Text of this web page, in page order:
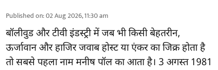
Published on:02 Aug 2026, 11:30 am
बॉलीवुड और टीवी इंडस्ट्री में जब भी किसी बेहतरीन,
ऊर्जावान और हाजिर जवाब होस्ट या एंकर का जिक्र होता है
तो सबसे पहला नाम मनीष पॉल का आता है। 3 अगस्त 1981